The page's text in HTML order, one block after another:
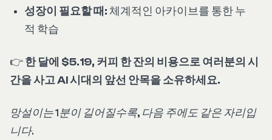
성장이 필요할 때: 체계적인 아카이브를 통한 누
적 학습
👉한 달에 $5.19, 커피 한 잔의 비용으로 여러분의 시
간을 사고 AI 시대의 앞선 안목을 소유하세요.
망설이는 1분이 길어질수록, 다음 주에도 같은 자리입
니다.